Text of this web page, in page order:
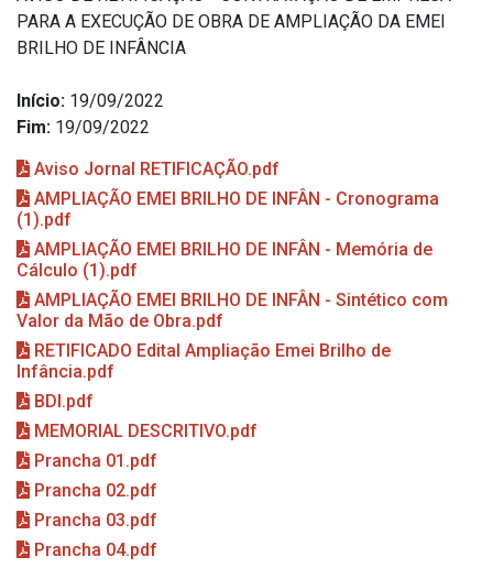
PARA A EXECUÇÃO DE OBRA DE AMPLIAÇÃO DA EMEI
BRILHO DE INFÂNCIA
Início: 19/09/2022
Fim: 19/09/2022
Aviso Jornal RETIFICAÇÃO.pdf
AMPLIAÇÃO EMEI BRILHO DE INFÂN - Cronograma
(1).pdf
AMPLIAÇÃO EMEI BRILHO DE INFÂN - Memória de
Cálculo (1).pdf
AMPLIAÇÃO EMEI BRILHO DE INFÂN - Sintético com
Valor da Mão de Obra.pdf
RETIFICADO Edital Ampliação Emei Brilho de
Infância.pdf
BDI.pdf
MEMORIAL DESCRITIVO.pdf
Prancha 01.pdf
Prancha 02.pdf
Prancha 03.pdf
Prancha 04.pdf